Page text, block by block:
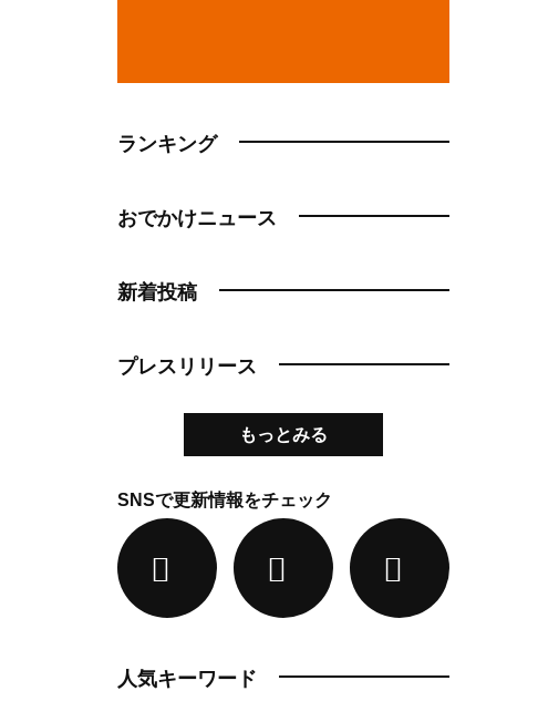
ランキング
おでかけニュース
新着投稿
プレスリリース
もっとみる
SNSで更新情報をチェック
人気キーワード